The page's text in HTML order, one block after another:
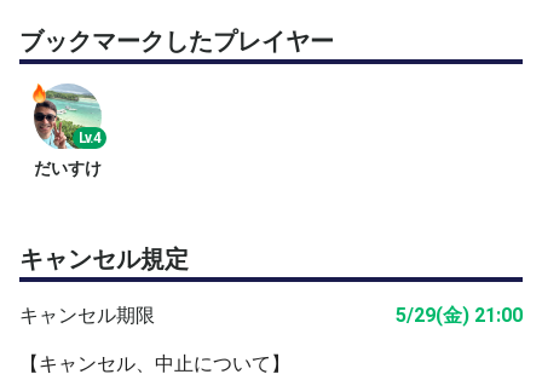
ブックマークしたプレイヤー
Lv.4
だいすけ
キャンセル規定
キャンセル期限 5/29(金) 21:00
【キャンセル、中止について】